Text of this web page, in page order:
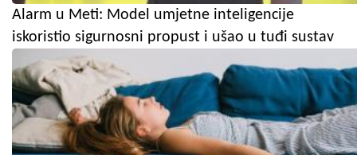
Alarm u Meti: Model umjetne inteligencije
iskoristio sigurnosni propust i ušao u tuđi sustav